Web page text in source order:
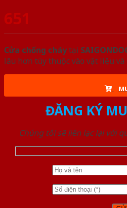
651
Cửa chống cháytại
lâu hơn tùy thuộc vào vật liệu và
ĐĂNG KÝ
Chúng tôi sẽ liên lạc lại với